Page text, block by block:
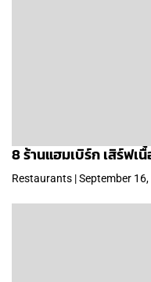
8 ร้านแฮมเบิร์ก เสิร์ฟเ
Restaurants | September